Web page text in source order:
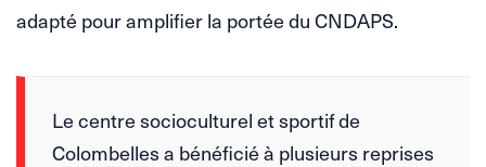
adapté pour amplifier la portée du CNDAPS.
Le centre socioculturel et sportif de
Colombelles a bénéficié à plusieurs reprises